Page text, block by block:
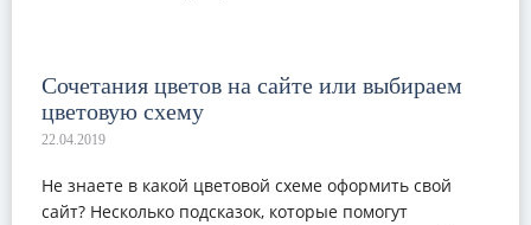
Сочетания цветов на сайте или выбираем
цветовую схему
Не знаете в какой цветовой схеме оформить свой
сайт? Несколько подсказок, которые помогут